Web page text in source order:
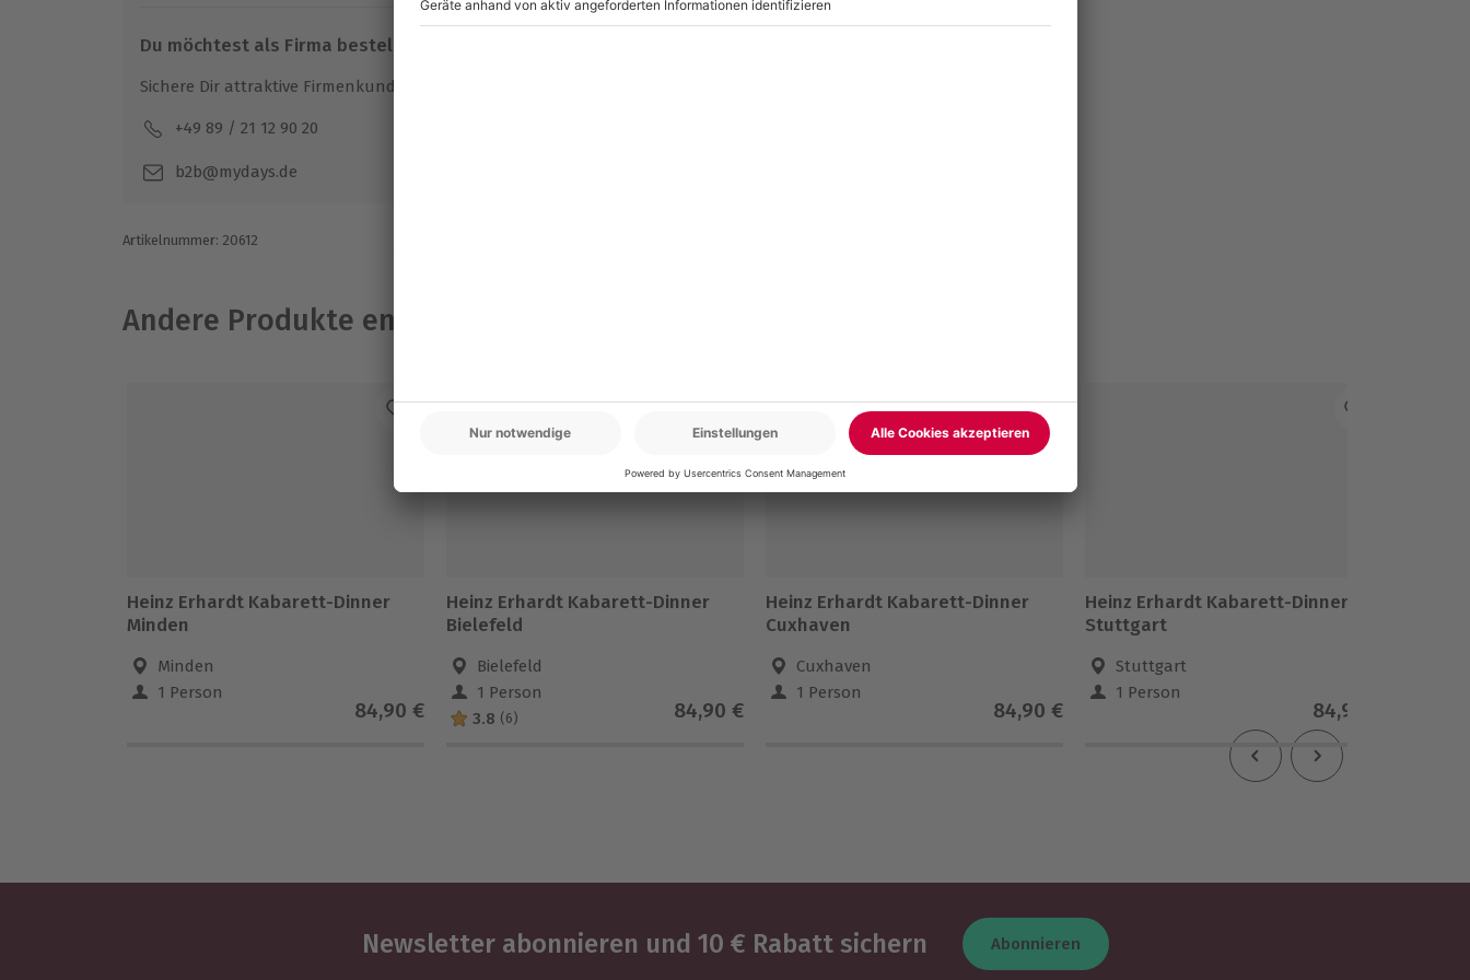
Du möchtest als Firma bestellen?
Sichere Dir attraktive Firmenkunden Vorteile.
+49 89 / 21 12 90 20
b2b@mydays.de
Artikelnummer: 20612
Andere Produkte entdecken
Heinz Erhardt Kabarett-Dinner
Minden
Minden
1 Person
84,90 €
Heinz Erhardt Kabarett-Dinner
Bielefeld
Bielefeld
1 Person
3.8 (6) 84,90 €
Heinz Erhardt Kabarett-Dinner
Cuxhaven
Cuxhaven
1 Person
84,90 €
Heinz Erhardt Kabarett-Dinner
Stuttgart
Stuttgart
1 Person
84,90 €
Newsletter abonnieren und 10 € Rabatt sichern Abonnieren